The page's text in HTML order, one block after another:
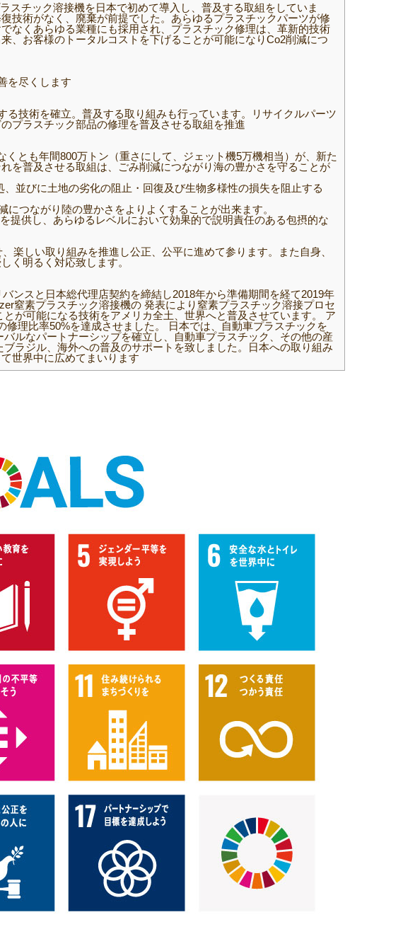
チック溶接機を日本で初めて導入し、普及する取組をしていま
技術がなく、廃棄が前提でした。あらゆるプラスチックパーツが修
なくあらゆる業種にも採用され、プラスチック修理は、革新的技術
お客様のトータルコストを下げることが可能になりCo2削減につ
を尽くします
技術を確立。普及する取り組みも行っています。リサイクルパーツ
プラスチック部品の修理を普及させる取組を推進
とも年間800万トン（重さにして、ジェット機5万機相当）が、新た
を普及させる取組は、ごみ削減につながり海の豊かさを守ることが
並びに土地の劣化の阻止・回復及び生物多様性の損失を阻止する
つながり陸の豊かさをよりよくすることが出来ます。
提供し、あらゆるレベルにおいて効果的で説明責任のある包摂的な
しい取り組みを推進し公正、公平に進めて参ります。また自身、
く明るく対応致します。
ンスと日本総代理店契約を締結し2018年から準備期間を経て2019年
窒素プラスチック溶接機の 発表により窒素プラスチック溶接プロセ
が可能になる技術をアメリカ全土、世界へと普及させています。 ア
理比率50%を達成させました。 日本では、自動車プラスチックを
ルなパートナーシップを確立し、自動車プラスチック、その他の産
ラジル、海外への普及のサポートを致しました。日本への取り組み
世界中に広めてまいります